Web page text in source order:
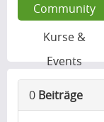
Community
Kurse &
Events
0 Beiträge